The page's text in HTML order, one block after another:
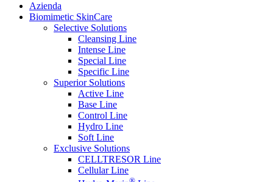
Azienda
Biomimetic SkinCare
Selective Solutions
Cleansing Line
Intense Line
Special Line
Specific Line
Superior Solutions
Active Line
Base Line
Control Line
Hydro Line
Soft Line
Exclusive Solutions
CELLTRESOR Line
Cellular Line